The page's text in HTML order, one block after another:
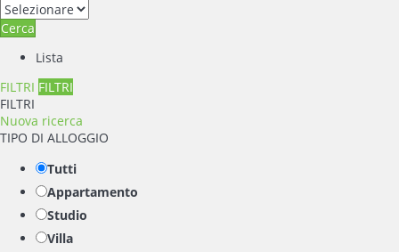
Cerca
Lista
FILTRI FILTRI
FILTRI
Nuova ricerca
TIPO DI ALLOGGIO
Tutti
Appartamento
Studio
Villa